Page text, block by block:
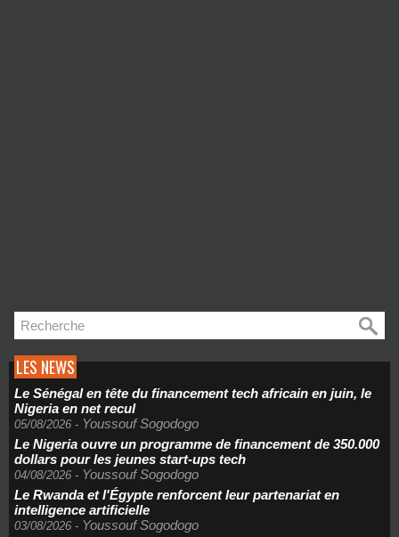
LES NEWS
Le Sénégal en tête du financement tech africain en juin, le
Nigeria en net recul
05/08/2026 - Youssouf Sogodogo
Le Nigeria ouvre un programme de financement de 350.000
dollars pour les jeunes start-ups tech
04/08/2026 - Youssouf Sogodogo
Le Rwanda et l'Égypte renforcent leur partenariat en
intelligence artificielle
03/08/2026 - Youssouf Sogodogo